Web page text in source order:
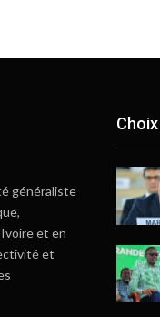
généraliste
et en
et